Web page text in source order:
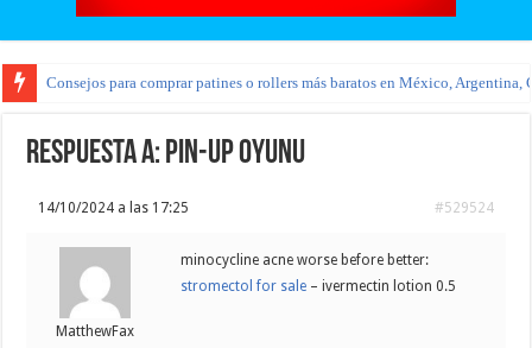
Consejos para comprar patines o rollers más baratos en México, Argentina,
Respuesta a: pin-up oyunu
14/10/2024 a las 17:25 #529524
MatthewFax
minocycline acne worse before better:
stromectol for sale – ivermectin lotion 0.5